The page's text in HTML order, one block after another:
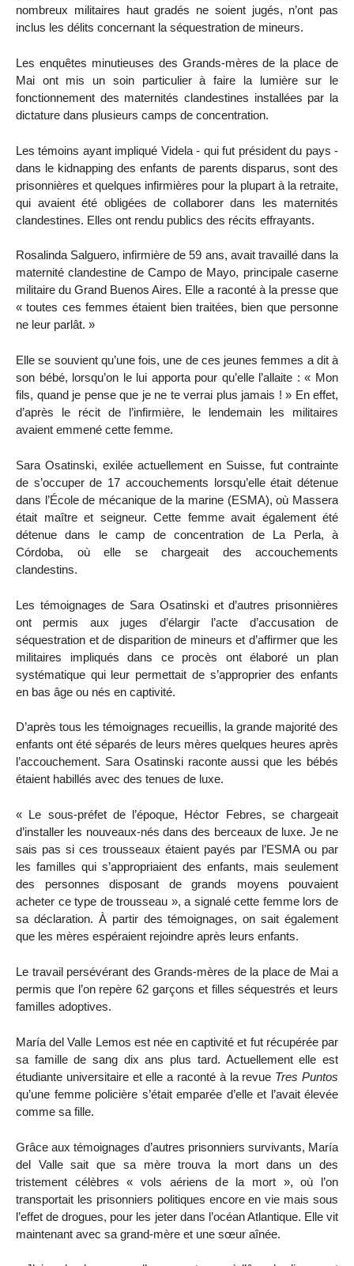
nombreux militaires haut gradés ne soient jugés, n’ont pas
inclus les délits concernant la séquestration de mineurs.
Les enquêtes minutieuses des Grands-mères de la place de
Mai ont mis un soin particulier à faire la lumière sur le
fonctionnement des maternités clandestines installées par la
dictature dans plusieurs camps de concentration.
Les témoins ayant impliqué Videla - qui fut président du pays -
dans le kidnapping des enfants de parents disparus, sont des
prisonnières et quelques infirmières pour la plupart à la retraite,
qui avaient été obligées de collaborer dans les maternités
clandestines. Elles ont rendu publics des récits effrayants.
Rosalinda Salguero, infirmière de 59 ans, avait travaillé dans la
maternité clandestine de Campo de Mayo, principale caserne
militaire du Grand Buenos Aires. Elle a raconté à la presse que
« toutes ces femmes étaient bien traitées, bien que personne
ne leur parlât. »
Elle se souvient qu’une fois, une de ces jeunes femmes a dit à
son bébé, lorsqu’on le lui apporta pour qu’elle l’allaite : « Mon
fils, quand je pense que je ne te verrai plus jamais ! » En effet,
d’après le récit de l’infirmière, le lendemain les militaires
avaient emmené cette femme.
Sara Osatinski, exilée actuellement en Suisse, fut contrainte
de s’occuper de 17 accouchements lorsqu’elle était détenue
dans l’École de mécanique de la marine (ESMA), où Massera
était maître et seigneur. Cette femme avait également été
détenue dans le camp de concentration de La Perla, à
Córdoba, où elle se chargeait des accouchements
clandestins.
Les témoignages de Sara Osatinski et d’autres prisonnières
ont permis aux juges d’élargir l’acte d’accusation de
séquestration et de disparition de mineurs et d’affirmer que les
militaires impliqués dans ce procès ont élaboré un plan
systématique qui leur permettait de s’approprier des enfants
en bas âge ou nés en captivité.
D’après tous les témoignages recueillis, la grande majorité des
enfants ont été séparés de leurs mères quelques heures après
l’accouchement. Sara Osatinski raconte aussi que les bébés
étaient habillés avec des tenues de luxe.
« Le sous-préfet de l’époque, Héctor Febres, se chargeait
d’installer les nouveaux-nés dans des berceaux de luxe. Je ne
sais pas si ces trousseaux étaient payés par l’ESMA ou par
les familles qui s’appropriaient des enfants, mais seulement
des personnes disposant de grands moyens pouvaient
acheter ce type de trousseau », a signalé cette femme lors de
sa déclaration. À partir des témoignages, on sait également
que les mères espéraient rejoindre après leurs enfants.
Le travail persévérant des Grands-mères de la place de Mai a
permis que l’on repère 62 garçons et filles séquestrés et leurs
familles adoptives.
María del Valle Lemos est née en captivité et fut récupérée par
sa famille de sang dix ans plus tard. Actuellement elle est
étudiante universitaire et elle a raconté à la revue Tres Puntos
qu’une femme policière s’était emparée d’elle et l’avait élevée
comme sa fille.
Grâce aux témoignages d’autres prisonniers survivants, María
del Valle sait que sa mère trouva la mort dans un des
tristement célèbres « vols aériens de la mort », où l’on
transportait les prisonniers politiques encore en vie mais sous
l’effet de drogues, pour les jeter dans l’océan Atlantique. Elle vit
maintenant avec sa grand-mère et une sœur aînée.